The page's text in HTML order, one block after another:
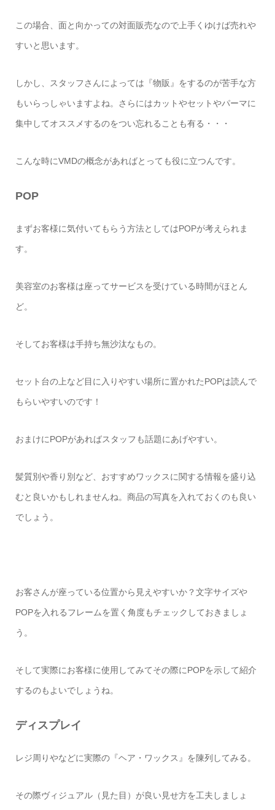
この場合、面と向かっての対面販売なので上手くゆけば売れや
すいと思います。
しかし、スタッフさんによっては『物販』をするのが苦手な方
もいらっしゃいますよね。さらにはカットやセットやパーマに
集中してオススメするのをつい忘れることも有る・・・
こんな時にVMDの概念があればとっても役に立つんです。
POP
まずお客様に気付いてもらう方法としてはPOPが考えられま
す。
美容室のお客様は座ってサービスを受けている時間がほとん
ど。
そしてお客様は手持ち無沙汰なもの。
セット台の上など目に入りやすい場所に置かれたPOPは読んで
もらいやすいのです！
おまけにPOPがあればスタッフも話題にあげやすい。
髪質別や香り別など、おすすめワックスに関する情報を盛り込
むと良いかもしれませんね。商品の写真を入れておくのも良い
でしょう。
お客さんが座っている位置から見えやすいか？文字サイズや
POPを入れるフレームを置く角度もチェックしておきましょ
う。
そして実際にお客様に使用してみてその際にPOPを示して紹介
するのもよいでしょうね。
ディスプレイ
レジ周りやなどに実際の『ヘア・ワックス』を陳列してみる。
その際ヴィジュアル（見た目）が良い見せ方を工夫しましょ